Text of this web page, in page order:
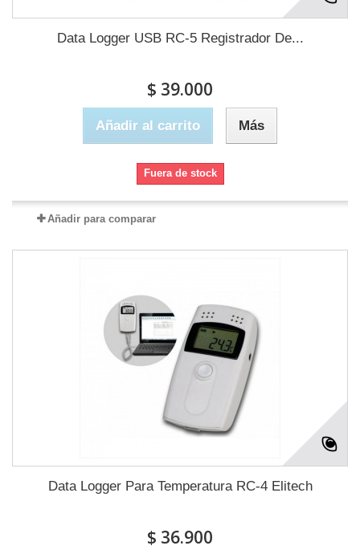
Data Logger USB RC-5 Registrador De...
$ 39.000
Añadir al carrito Más
Fuera de stock
Añadir para comparar
Data Logger Para Temperatura RC-4 Elitech
$ 36.900